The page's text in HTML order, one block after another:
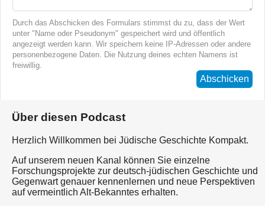
Durch das Abschicken des Formulars stimmst du zu, dass der Wert
unter "Name oder Pseudonym" gespeichert wird und öffentlich
angezeigt werden kann. Wir speichern keine IP-Adressen oder andere
personenbezogene Daten. Die Nutzung deines echten Namens ist
freiwillig.
Abschicken
Über diesen Podcast
Herzlich Willkommen bei Jüdische Geschichte Kompakt.
Auf unserem neuen Kanal können Sie einzelne
Forschungsprojekte zur deutsch-jüdischen Geschichte und
Gegenwart genauer kennenlernen und neue Perspektiven
auf vermeintlich Alt-Bekanntes erhalten.